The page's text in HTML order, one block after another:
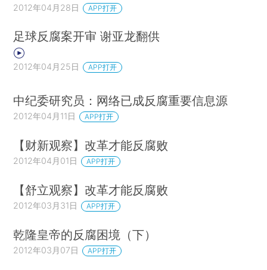
2012年04月28日 APP打开
足球反腐案开审 谢亚龙翻供
2012年04月25日 APP打开
中纪委研究员：网络已成反腐重要信息源
2012年04月11日 APP打开
【财新观察】改革才能反腐败
2012年04月01日 APP打开
【舒立观察】改革才能反腐败
2012年03月31日 APP打开
乾隆皇帝的反腐困境（下）
2012年03月07日 APP打开